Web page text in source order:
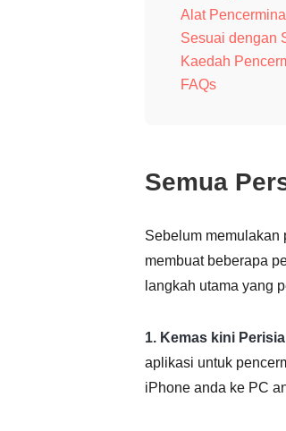
Alat
Sesuai dengan
Kaedah
FAQs
Semua
Sebelum memulakan
membuat beberapa
langkah utama yang
1. Kemas kini
aplikasi untuk
iPhone anda ke PC